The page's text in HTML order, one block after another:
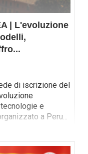
| L'evoluzione
...
di iscrizione del
e
a Peru...